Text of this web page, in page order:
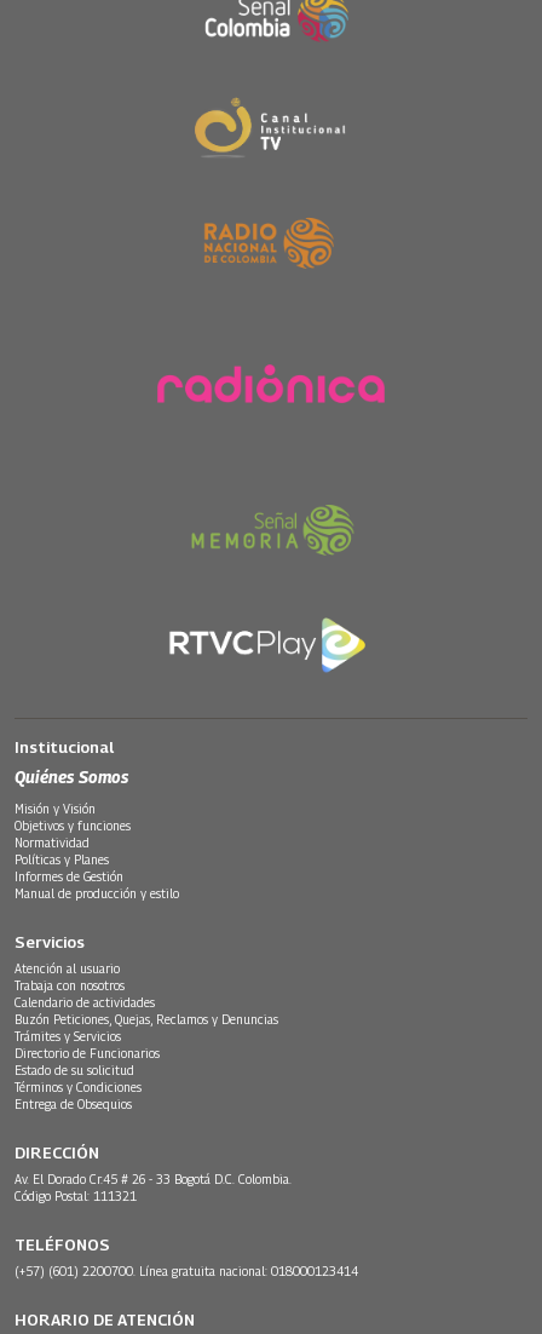
Institucional
Quiénes Somos
Misión y Visión
Objetivos y funciones
Normatividad
Políticas y Planes
Informes de Gestión
Manual de producción y estilo
Servicios
Atención al usuario
Trabaja con nosotros
Calendario de actividades
Buzón Peticiones, Quejas, Reclamos y Denuncias
Trámites y Servicios
Directorio de Funcionarios
Estado de su solicitud
Términos y Condiciones
Entrega de Obsequios
DIRECCIÓN
Av. El Dorado Cr.45 # 26 - 33 Bogotá D.C. Colombia.
Código Postal: 111321
TELÉFONOS
(+57) (601) 2200700. Línea gratuita nacional: 018000123414
HORARIO DE ATENCIÓN